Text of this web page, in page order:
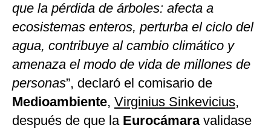
que la pérdida de árboles: afecta a
ecosistemas enteros, perturba el ciclo del
agua, contribuye al cambio climático y
amenaza el modo de vida de millones de
personas”, declaró el comisario de
Medioambiente, Virginius Sinkevicius,
después de que la Eurocámara validase